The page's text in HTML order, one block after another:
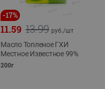
-17%
13.99
11.59 руб./шт
Масло Топленое ГХИ
Местное Известное 99%
200г